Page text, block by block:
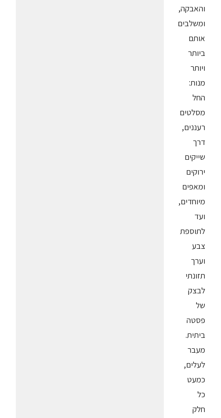
והאבקה,
ומשלבים
אותם
ביותר
ויותר
מנות:
החל
מסלטים
רעננים,
דרך
שייקים
ירוקים
ומאפים
מיוחדים,
ועד
לתוספת
צבע
וערך
תזונתי
לבצק
של
פסטה
ביתית.
מעבר
לעלים,
כמעט
כל
חלק